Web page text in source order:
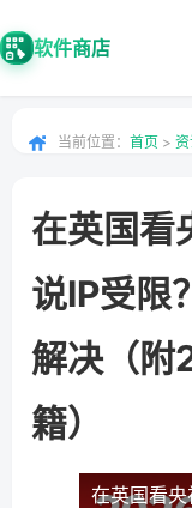
软件商店
当前位置： 首页 >
在英国看
说IP受限
解决（附
籍）
在英国看